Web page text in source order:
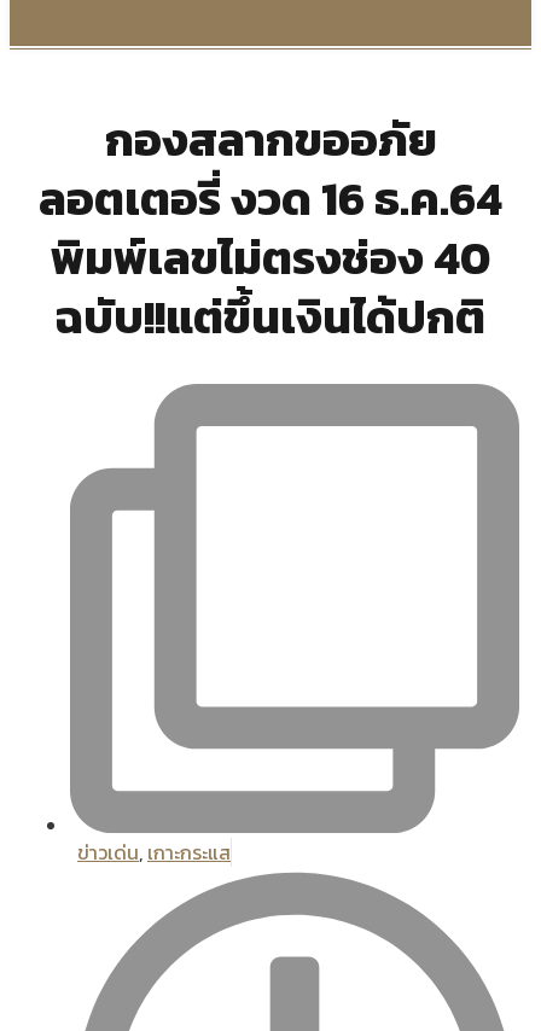
กองสลากขออภัย
ลอตเตอรี่ งวด 16 ธ.ค.64
พิมพ์เลขไม่ตรงช่อง 40
ฉบับ!!แต่ขึ้นเงินได้ปกติ
ข่าวเด่น, เกาะกระแส